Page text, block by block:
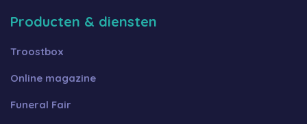
Producten & diensten
Troostbox
Online magazine
Funeral Fair